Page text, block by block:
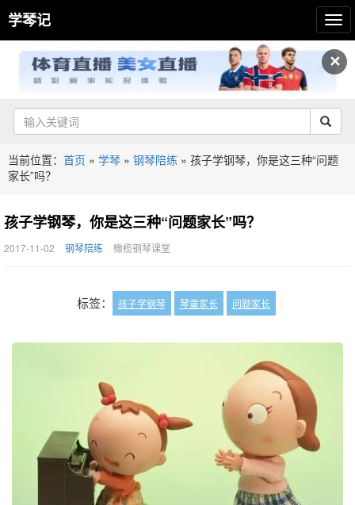
✕
学琴记
当前位置： 首页 » 学琴 » 钢琴陪练 » 孩子学钢琴，你是这三种“问题
家长”吗？
孩子学钢琴，你是这三种“问题家长”吗？
2017-11-02 钢琴陪练 橄榄钢琴课堂
标签： 孩子学钢琴 琴童家长 问题家长